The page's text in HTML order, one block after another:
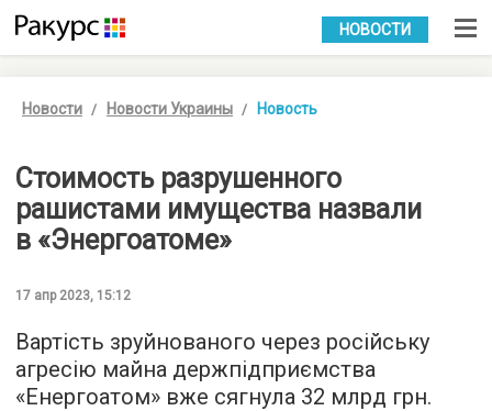
УКР РУС
НОВОСТИ
Новости Новости Украины Новость
Стоимость разрушенного
рашистами имущества назвали
в «Энергоатоме»
17 апр 2023, 15:12
Вартість зруйнованого через російську
агресію майна держпідприємства
«Енергоатом» вже сягнула 32 млрд грн.